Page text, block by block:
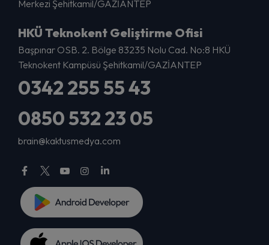
Merkezi Şehitkamil/GAZİANTEP
HKÜ Teknokent Geliştirme Ofisi
Başpınar OSB. 2. Bölge 83235 Nolu Cad. No:8 HKÜ
Teknokent Kampüsü Şehitkamil/GAZİANTEP
0342 255 55 43
0850 532 23 05
brain@kaktusmedya.com